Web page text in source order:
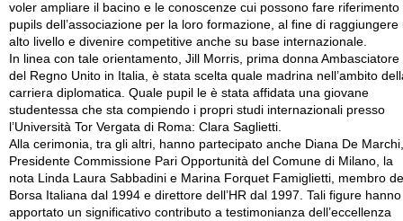
voler ampliare il bacino e le conoscenze cui possono fare riferimento
pupils dell’associazione per la loro formazione, al fine di raggiungere
alto livello e divenire competitive anche su base internazionale.
In linea con tale orientamento, Jill Morris, prima donna Ambasciatore
del Regno Unito in Italia, è stata scelta quale madrina nell’ambito
carriera diplomatica. Quale pupil le è stata affidata una giovane
studentessa che sta compiendo i propri studi internazionali presso
l’Università Tor Vergata di Roma: Clara Saglietti.
Alla cerimonia, tra gli altri, hanno partecipato anche Diana De Marchi,
Presidente Commissione Pari Opportunità del Comune di Milano, la
nota Linda Laura Sabbadini e Marina Forquet Famiglietti, membro
Borsa Italiana dal 1994 e direttore dell’HR dal 1997. Tali figure hanno
apportato un significativo contributo a testimonianza dell’eccellenza